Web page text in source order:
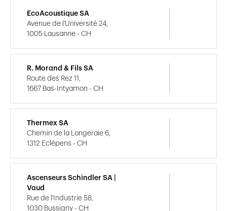
EcoAcoustique SA
Avenue de l'Université 24,
1005 Lausanne - CH
R. Morand & Fils SA
Route des Rez 11,
1667 Bas-Intyamon - CH
Thermex SA
Chemin de la Longeraie 6,
1312 Eclépens - CH
Ascenseurs Schindler SA |
Vaud
Rue de l'Industrie 58,
1030 Bussigny - CH